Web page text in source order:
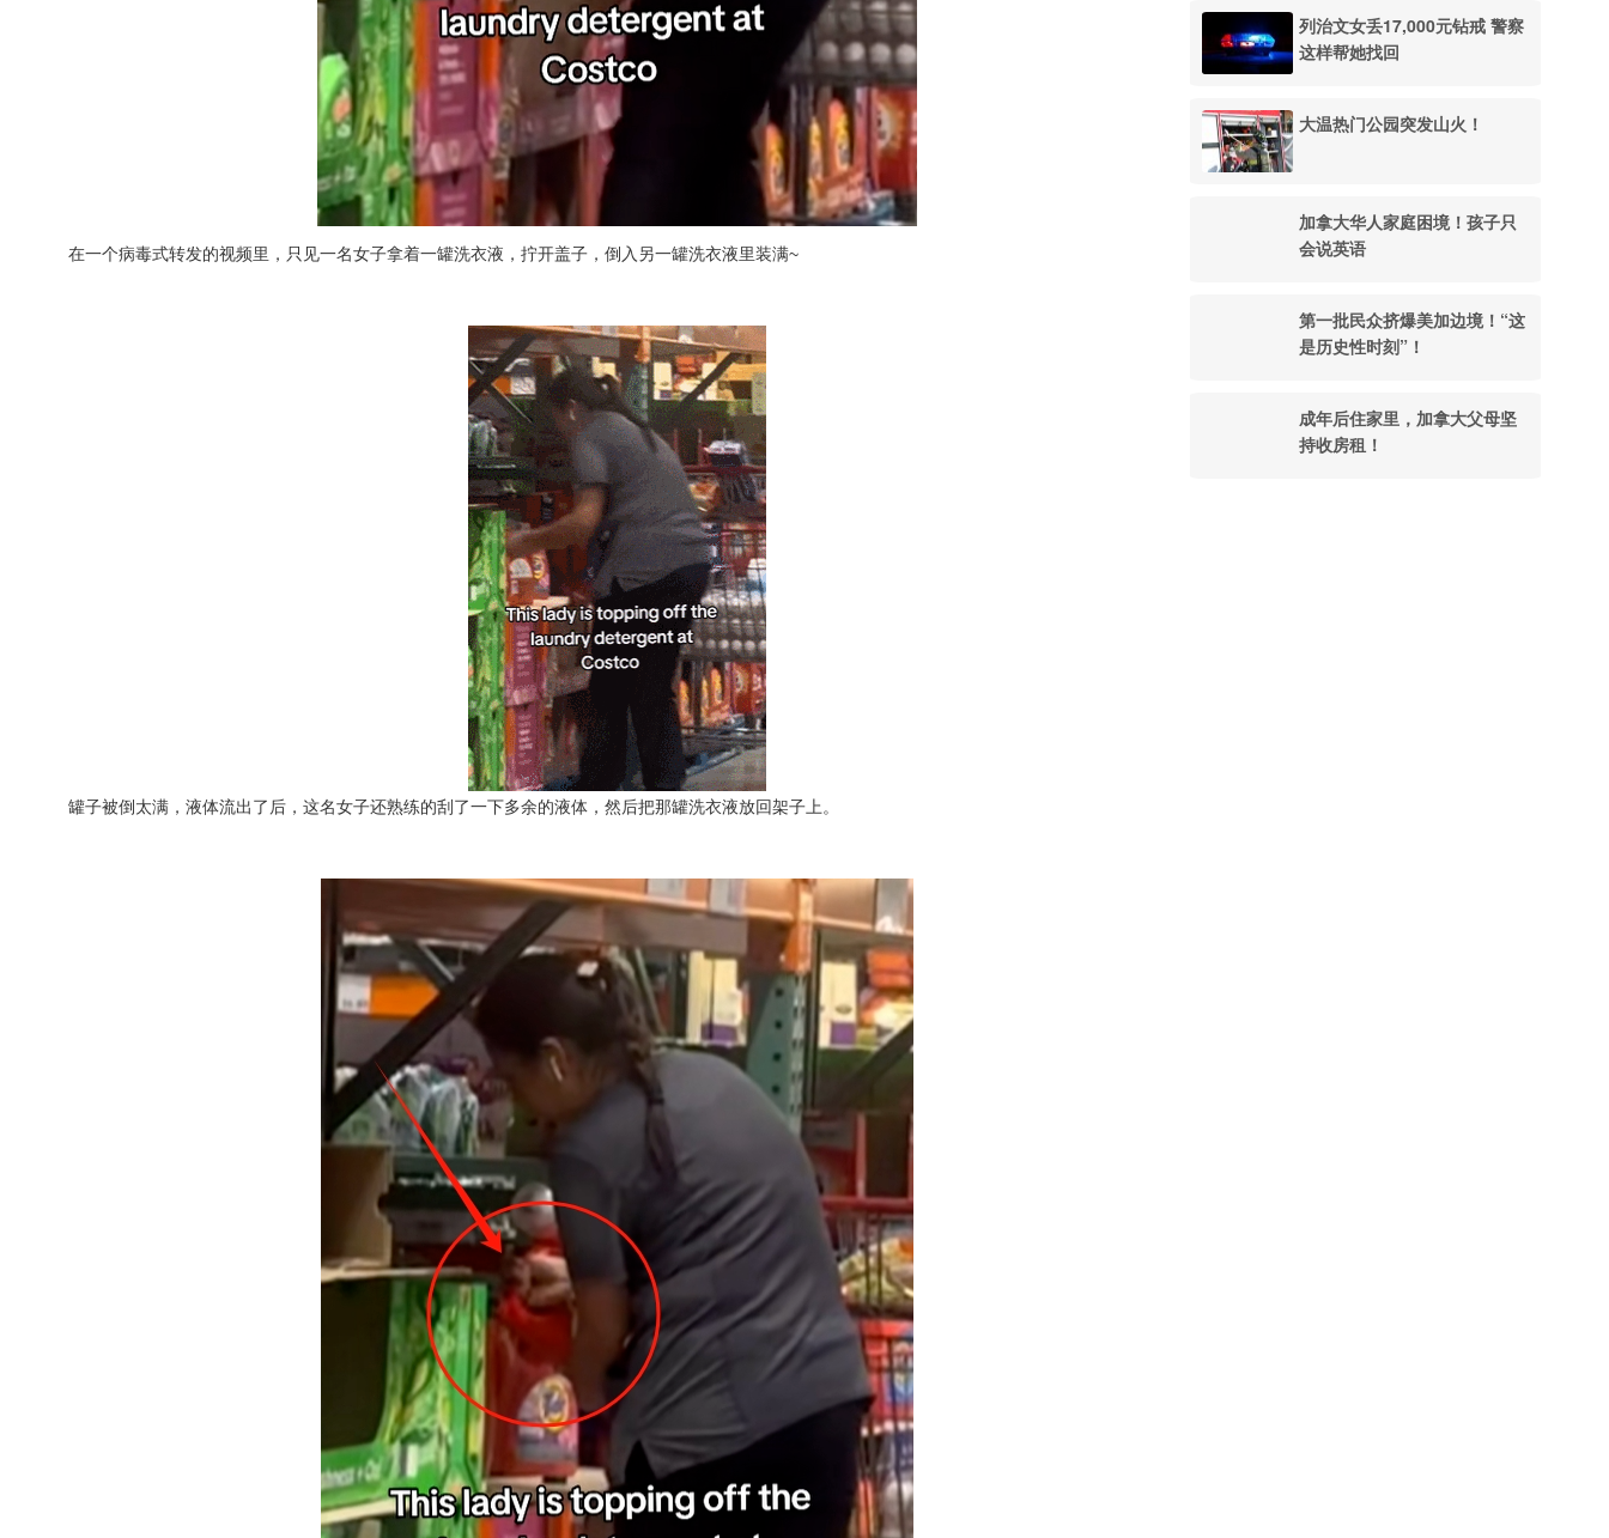
在一个病毒式转发的视频里，只见一名女子拿着一罐洗衣液，拧开盖子，倒入另一罐洗衣液里装满~
罐子被倒太满，液体流出了后，这名女子还熟练的刮了一下多余的液体，然后把那罐洗衣液放回架子上。
列治文女丢17,000元钻戒 警察
这样帮她找回
大温热门公园突发山火！
加拿大华人家庭困境！孩子只
会说英语
第一批民众挤爆美加边境！“这
是历史性时刻”！
成年后住家里，加拿大父母坚
持收房租！